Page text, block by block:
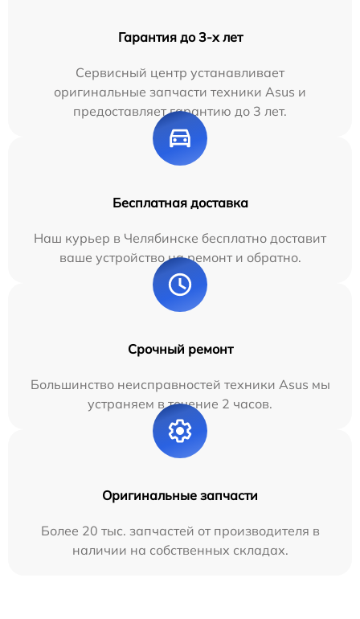
Гарантия до 3-х лет
Сервисный центр устанавливает
оригинальные запчасти техники Asus и
предоставляет гарантию до 3 лет.
Бесплатная доставка
Наш курьер в Челябинске бесплатно доставит
ваше устройство на ремонт и обратно.
Срочный ремонт
Большинство неисправностей техники Asus мы
устраняем в течение 2 часов.
Оригинальные запчасти
Более 20 тыс. запчастей от производителя в
наличии на собственных складах.